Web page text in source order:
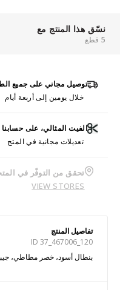
نسّق هذا المنتج مع
5 قطع
توصيل مجاني على جميع
خلال يومين إلى أربعة أيام
الفيت المثالي، على حسابنا
تعديلات مجانية في المتج
تحقق من التوفّر في
VIEW STORES
تفاصيل المنتج
ID 37_467006_120
بنطال أسود، خصر مطاطي،